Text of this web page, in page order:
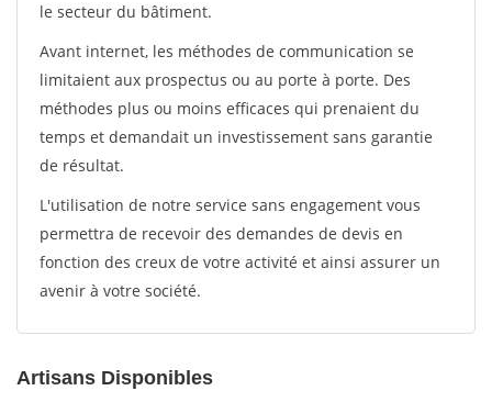
le secteur du bâtiment.
Avant internet, les méthodes de communication se
limitaient aux prospectus ou au porte à porte. Des
méthodes plus ou moins efficaces qui prenaient du
temps et demandait un investissement sans garantie
de résultat.
L'utilisation de notre service sans engagement vous
permettra de recevoir des demandes de devis en
fonction des creux de votre activité et ainsi assurer un
avenir à votre société.
Artisans Disponibles